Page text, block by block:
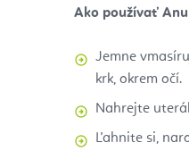
Ako používať
Jemne
krk, okrem očí.
Nahrejte
Ľahnite si,